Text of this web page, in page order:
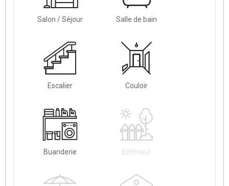
Salon / Séjour Salle de bain
Escalier Couloir
Buanderie Extérieur